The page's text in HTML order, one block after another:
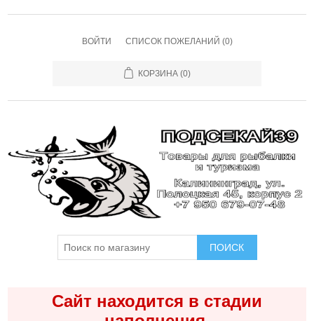
ВОЙТИ СПИСОК ПОЖЕЛАНИЙ (0)
КОРЗИНА (0)
ПОИСК
Сайт находится в стадии